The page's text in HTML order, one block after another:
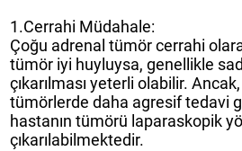
1.Cerrahi Müdahale:
Çoğu adrenal tümör cerrahi
tümör iyi huyluysa, genellikle
çıkarılması yeterli olabilir.
tümörlerde daha agresif tedavi
hastanın tümörü laparaskopik
çıkarılabilmektedir.